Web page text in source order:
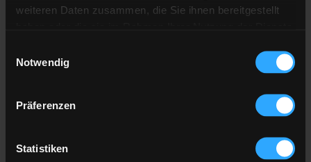
weiteren Daten zusammen, die Sie ihnen bereitgestellt
Notwendig
Präferenzen
Statistiken